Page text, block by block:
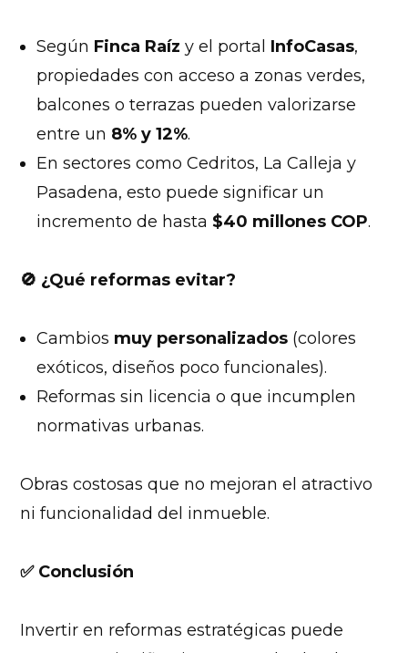
Según Finca Raíz y el portal InfoCasas,
propiedades con acceso a zonas verdes,
balcones o terrazas pueden valorizarse
entre un 8% y 12%.
En sectores como Cedritos, La Calleja y
Pasadena, esto puede significar un
incremento de hasta $40 millones COP.
🚫 ¿Qué reformas evitar?
Cambios muy personalizados (colores
exóticos, diseños poco funcionales).
Reformas sin licencia o que incumplen
normativas urbanas.
Obras costosas que no mejoran el atractivo
ni funcionalidad del inmueble.
✅Conclusión
Invertir en reformas estratégicas puede